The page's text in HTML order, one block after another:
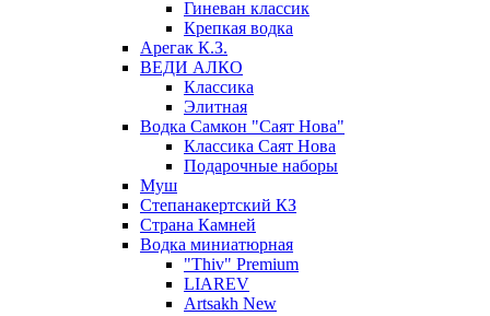
Гиневан классик
Крепкая водка
Арегак К.З.
ВЕДИ АЛКО
Классика
Элитная
Водка Самкон "Саят Нова"
Классика Саят Нова
Подарочные наборы
Муш
Степанакертский КЗ
Страна Камней
Водка миниатюрная
"Thiv" Premium
LIAREV
Artsakh New